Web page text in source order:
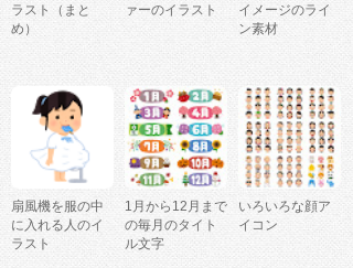
ラスト（まと
め）
ァーのイラスト
イメージのライ
ン素材
扇風機を服の中
に入れる人のイ
ラスト
1月から12月まで
の毎月のタイト
ル文字
いろいろな顔ア
イコン